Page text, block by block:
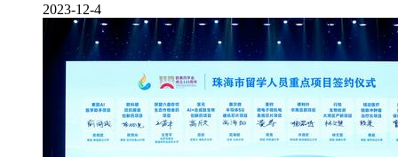
2023-12-4